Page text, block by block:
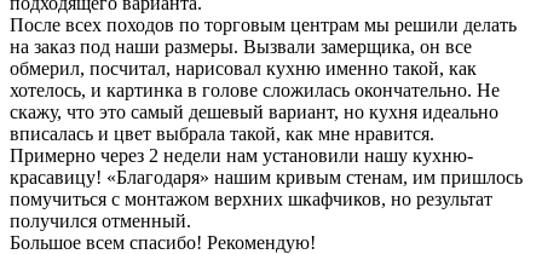
После всех походов по торговым центрам мы решили делать
на заказ под наши размеры. Вызвали замерщика, он все
обмерил, посчитал, нарисовал кухню именно такой, как
хотелось, и картинка в голове сложилась окончательно. Не
скажу, что это самый дешевый вариант, но кухня идеально
вписалась и цвет выбрала такой, как мне нравится.
Примерно через 2 недели нам установили нашу кухню-
красавицу! «Благодаря» нашим кривым стенам, им пришлось
помучиться с монтажом верхних шкафчиков, но результат
получился отменный.
Большое всем спасибо! Рекомендую!